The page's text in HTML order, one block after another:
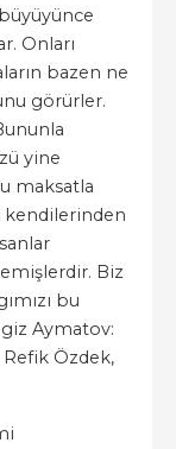
Onları
bazen ne
görürler.
yine
maksatla
kendilerinden
Biz
bu
Aymatov:
Refik Özdek,